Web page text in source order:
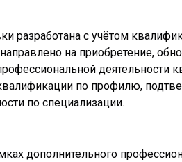
разработана с учётом
на приобретение,
деятельности
по профилю,
по специализации.
дополнительного